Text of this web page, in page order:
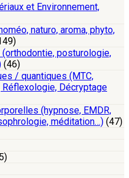
et Environnement,
naturo, aroma, phyto,
posturologie,
(46)
/ quantiques (MTC,
Décryptage
(hypnose, EMDR,
méditation…) (47)